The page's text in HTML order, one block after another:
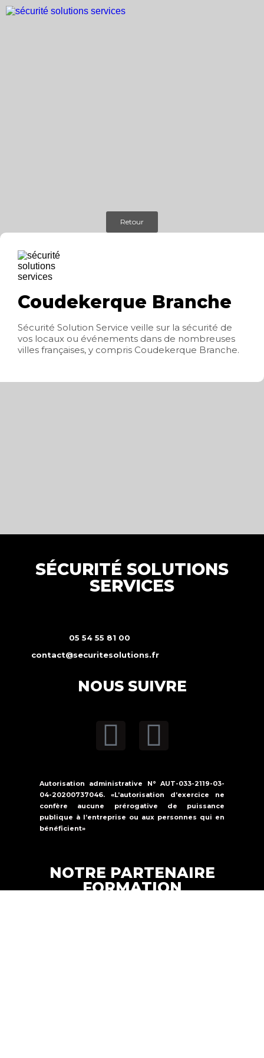
Retour
Coudekerque Branche
Sécurité Solution Service veille sur la sécurité de
vos locaux ou événements dans de nombreuses
villes françaises, y compris Coudekerque Branche.
SÉCURITÉ SOLUTIONS
SERVICES
05 54 55 81 00
contact@securitesolutions.fr
NOUS SUIVRE
Autorisation administrative N° AUT-033-2119-03-
04-20200737046. «L’autorisation d’exercice ne
confère aucune prérogative de puissance
publique à l’entreprise ou aux personnes qui en
bénéficient»
NOTRE PARTENAIRE
FORMATION